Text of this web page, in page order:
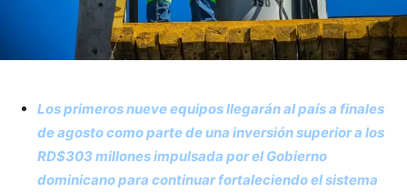
Los primeros nueve equipos llegarán al país a finales
de agosto como parte de una inversión superior a los
RD$303 millones impulsada por el Gobierno
dominicano para continuar fortaleciendo el sistema